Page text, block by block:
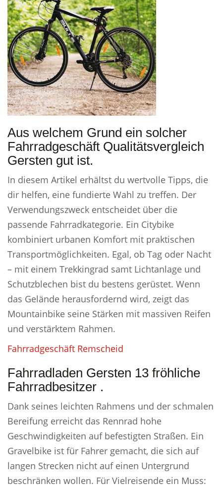
Aus welchem Grund ein solcher
Fahrradgeschäft Qualitätsvergleich
Gersten gut ist.
In diesem Artikel erhältst du wertvolle Tipps, die
dir helfen, eine fundierte Wahl zu treffen. Der
Verwendungszweck entscheidet über die
passende Fahrradkategorie. Ein Citybike
kombiniert urbanen Komfort mit praktischen
Transportmöglichkeiten. Egal, ob Tag oder Nacht
– mit einem Trekkingrad samt Lichtanlage und
Schutzblechen bist du bestens gerüstet. Wenn
das Gelände herausfordernd wird, zeigt das
Mountainbike seine Stärken mit massiven Reifen
und verstärktem Rahmen.
Fahrradgeschäft Remscheid
Fahrradladen Gersten 13 fröhliche
Fahrradbesitzer .
Dank seines leichten Rahmens und der schmalen
Bereifung erreicht das Rennrad hohe
Geschwindigkeiten auf befestigten Straßen. Ein
Gravelbike ist für Fahrer gemacht, die sich auf
langen Strecken nicht auf einen Untergrund
beschränken wollen. Für Vielreisende ein Muss: